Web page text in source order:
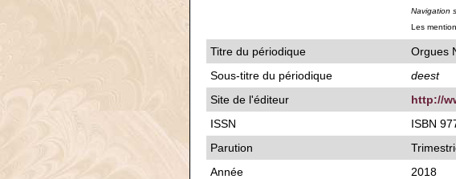
Navigation
Les
Titre du périodique
Orgues
Sous-titre du périodique
deest
Site de l'éditeur
http://
ISSN
ISBN
Parution
Année
2018